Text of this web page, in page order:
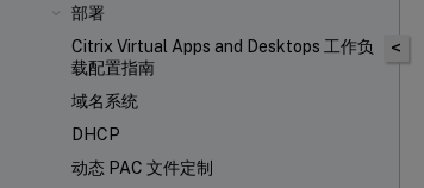
部署
Citrix Virtual Apps and Desktops 工作负
载配置指南
域名系统
DHCP
动态 PAC 文件定制
<